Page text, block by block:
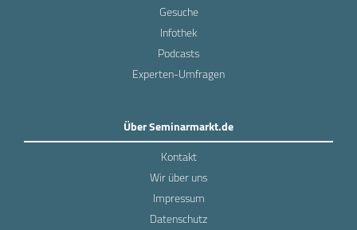
Gesuche
Infothek
Podcasts
Experten-Umfragen
Über Seminarmarkt.de
Kontakt
Wir über uns
Impressum
Datenschutz